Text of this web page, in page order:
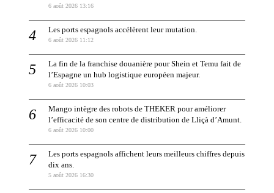
6 août 2026 13:16
Les ports espagnols accélèrent leur mutation.
6 août 2026 11:12
La fin de la franchise douanière pour Shein et Temu fait de
l’Espagne un hub logistique européen majeur.
6 août 2026 10:03
Mango intègre des robots de THEKER pour améliorer
l’efficacité de son centre de distribution de Lliçà d’Amunt.
6 août 2026 10:00
Les ports espagnols affichent leurs meilleurs chiffres depuis
dix ans.
5 août 2026 16:30